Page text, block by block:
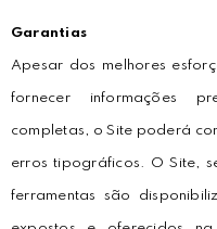
Garantias
Apesar dos melhores
fornecer informações
completas, o Site poderá
erros tipográficos. O Site,
ferramentas são